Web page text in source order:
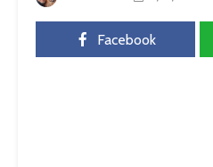
Facebook